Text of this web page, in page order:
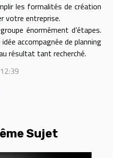
Sujet
les formalités de création
votre entreprise.
énormément d’étapes.
accompagnée de planning
résultat tant recherché.